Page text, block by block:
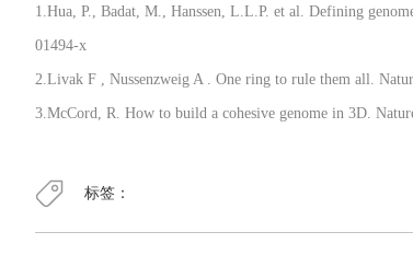
1.Hua, P., Badat, M., Hanssen, L.L.P. et al. Defining
01494-x
2.Livak F , Nussenzweig A . One ring to rule them all.
3.McCord, R. How to build a cohesive genome in 3D.
标签：